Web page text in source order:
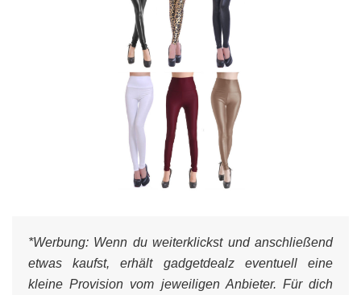
*Werbung: Wenn du weiterklickst und anschließend
etwas kaufst, erhält gadgetdealz eventuell eine
kleine Provision vom jeweiligen Anbieter. Für dich